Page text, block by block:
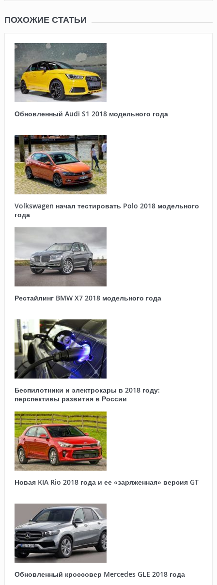
ПОХОЖИЕ СТАТЬИ
Обновленный Audi S1 2018 модельного года
Volkswagen начал тестировать Polo 2018 модельного
года
Рестайлинг BMW X7 2018 модельного года
Беспилотники и электрокары в 2018 году:
перспективы развития в России
Новая KIA Rio 2018 года и ее «заряженная» версия GT
Обновленный кроссовер Mercedes GLE 2018 года